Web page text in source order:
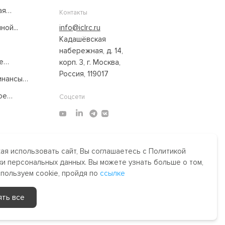
Контакты
info@iclrc.ru
Кадашёвская
набережная, д. 14,
корп. 3, г. Москва,
Россия, 119017
Соцсети
Made by Uprising
2021
использовать сайт, Вы соглашаетесь с Политикой
персональных данных. Вы можете узнать больше о том,
cookie, пройдя по ссылке
все